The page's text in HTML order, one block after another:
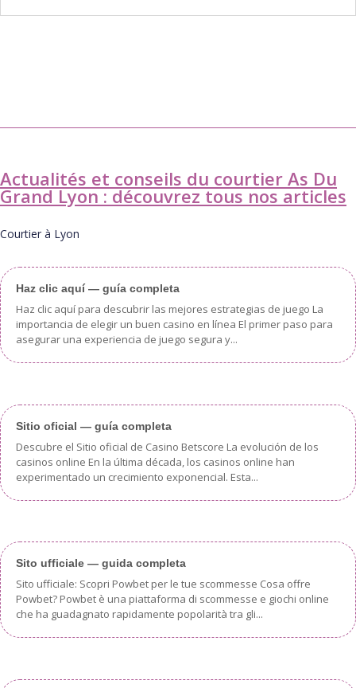
Actualités et conseils du courtier As Du
Grand Lyon : découvrez tous nos articles
Courtier à Lyon
Haz clic aquí — guía completa
Haz clic aquí para descubrir las mejores estrategias de juego La
importancia de elegir un buen casino en línea El primer paso para
asegurar una experiencia de juego segura y...
Sitio oficial — guía completa
Descubre el Sitio oficial de Casino Betscore La evolución de los
casinos online En la última década, los casinos online han
experimentado un crecimiento exponencial. Esta...
Sito ufficiale — guida completa
Sito ufficiale: Scopri Powbet per le tue scommesse Cosa offre
Powbet? Powbet è una piattaforma di scommesse e giochi online
che ha guadagnato rapidamente popolarità tra gli...